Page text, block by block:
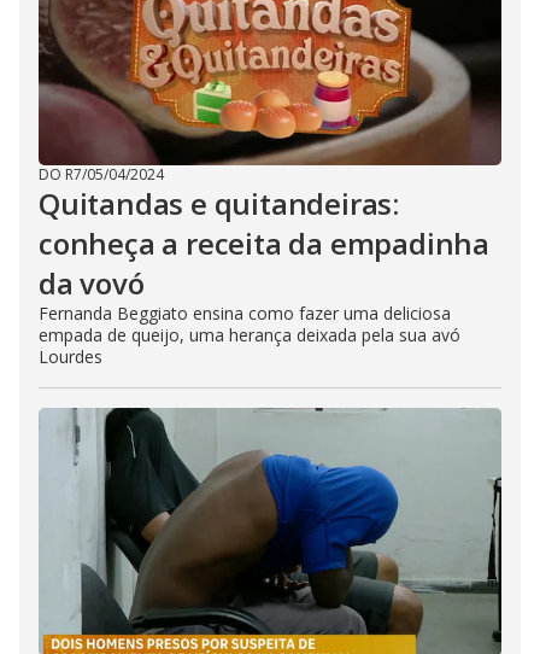
DO R7/05/04/2024
Quitandas e quitandeiras:
conheça a receita da empadinha
da vovó
Fernanda Beggiato ensina como fazer uma deliciosa
empada de queijo, uma herança deixada pela sua avó
Lourdes